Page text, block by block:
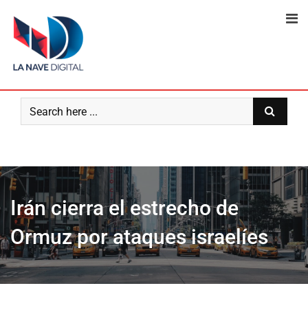
content
Irán cierra el estrecho de
Ormuz por ataques israelíes